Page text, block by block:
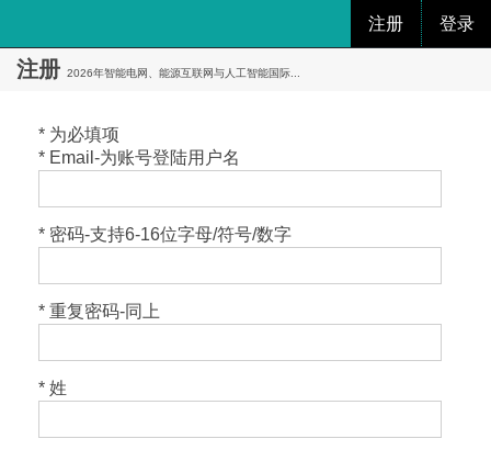
注册 登录
注册 2026年智能电网、能源互联网与人工智能国际...
* 为必填项
* Email-为账号登陆用户名
* 密码-支持6-16位字母/符号/数字
* 重复密码-同上
* 姓